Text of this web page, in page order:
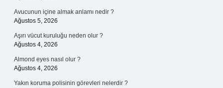
Avucunun içine almak anlamı nedir ?
Ağustos 5, 2026
Aşırı vücut kuruluğu neden olur ?
Ağustos 4, 2026
Almond eyes nasıl olur ?
Ağustos 4, 2026
Yakın koruma polisinin görevleri nelerdir ?